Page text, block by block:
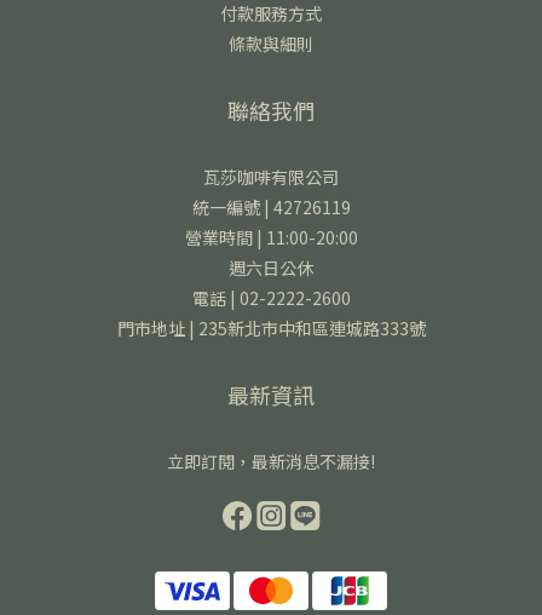
付款服務方式
條款與細則
聯絡我們
瓦莎咖啡有限公司
統一編號 | 42726119
營業時間 | 11:00-20:00
週六日公休
電話 | 02-2222-2600
門市地址 | 235新北市中和區連城路333號
最新資訊
立即訂閱，最新消息不漏接!